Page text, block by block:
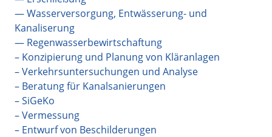
— Wasserversorgung, Entwässerung- und
Kanaliserung
— Regenwasserbewirtschaftung
– Konzipierung und Planung von Kläranlagen
– Verkehrsuntersuchungen und Analyse
– Beratung für Kanalsanierungen
– SiGeKo
– Vermessung
– Entwurf von Beschilderungen